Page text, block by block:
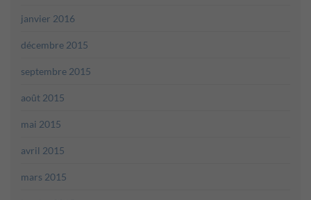
janvier 2016
décembre 2015
septembre 2015
août 2015
mai 2015
avril 2015
mars 2015